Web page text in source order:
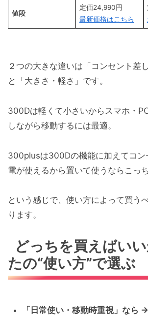
値段
定価24,990円
最新価格はこちら
２つの大きな違いは「コンセント差
と「大きさ・軽さ」です。
300Dは軽くて小さいからスマホ・
しながら移動するには最適。
300plusは300Dの機能に加えてコン
電が使えるから置いて使うならこっ
という感じで、使い方によって買う
ります。
どっちを買えばい
たの“使い方”で選ぶ
「日常使い・移動時重視」なら